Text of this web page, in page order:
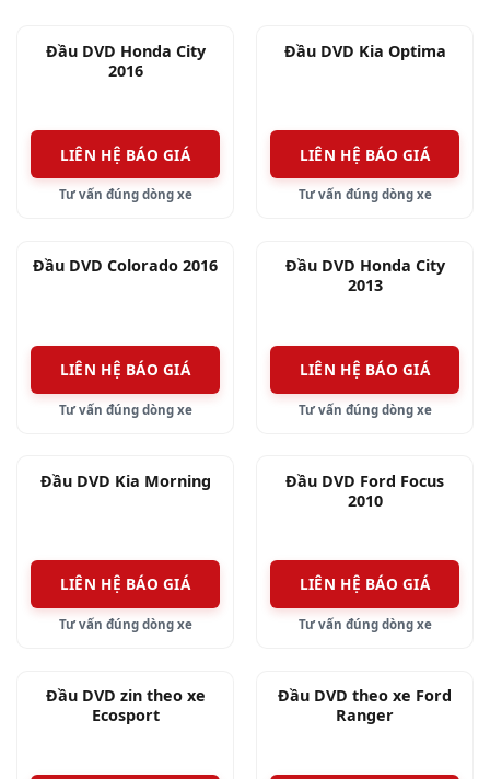
Đầu DVD Honda City
2016
LIÊN HỆ BÁO GIÁ
Tư vấn đúng dòng xe
Đầu DVD Kia Optima
LIÊN HỆ BÁO GIÁ
Tư vấn đúng dòng xe
Đầu DVD Colorado 2016
LIÊN HỆ BÁO GIÁ
Tư vấn đúng dòng xe
Đầu DVD Honda City
2013
LIÊN HỆ BÁO GIÁ
Tư vấn đúng dòng xe
Đầu DVD Kia Morning
LIÊN HỆ BÁO GIÁ
Tư vấn đúng dòng xe
Đầu DVD Ford Focus
2010
LIÊN HỆ BÁO GIÁ
Tư vấn đúng dòng xe
Đầu DVD zin theo xe
Ecosport
Đầu DVD theo xe Ford
Ranger